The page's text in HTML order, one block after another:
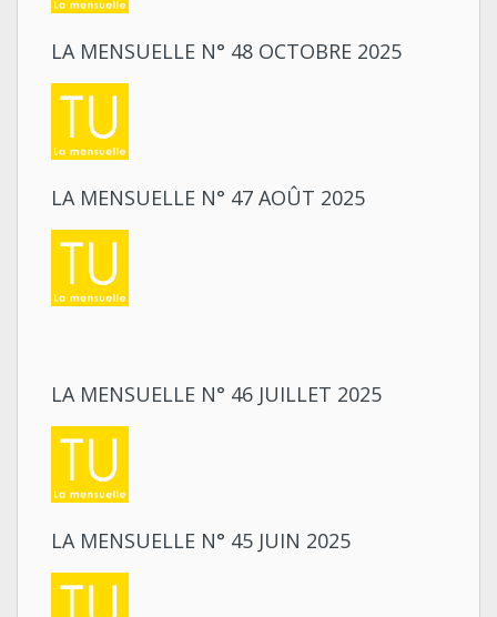
LA MENSUELLE N° 48 OCTOBRE 2025
LA MENSUELLE N° 47 AOÛT 2025
LA MENSUELLE N° 46 JUILLET 2025
LA MENSUELLE N° 45 JUIN 2025